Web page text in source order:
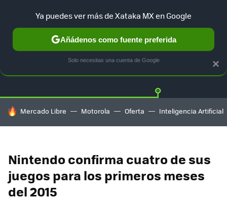
Twitter
HOY SE HABLA DE
Mercado Libre Motorola Oferta Inteligencia Artificial
Nintendo confirma cuatro de sus
juegos para los primeros meses
del 2015
×
Ya puedes ver más de Xataka MX en Google
Añádenos como fuente preferida
Solo necesitas una cuenta de Google